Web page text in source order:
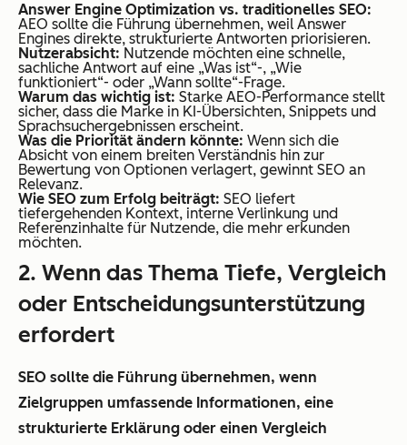
Answer Engine Optimization vs. traditionelles SEO:
AEO sollte die Führung übernehmen, weil Answer
Engines direkte, strukturierte Antworten priorisieren.
Nutzerabsicht: Nutzende möchten eine schnelle,
sachliche Antwort auf eine „Was ist“-, „Wie
funktioniert“- oder „Wann sollte“-Frage.
Warum das wichtig ist: Starke AEO-Performance stellt
sicher, dass die Marke in KI-Übersichten, Snippets und
Sprachsuchergebnissen erscheint.
Was die Priorität ändern könnte: Wenn sich die
Absicht von einem breiten Verständnis hin zur
Bewertung von Optionen verlagert, gewinnt SEO an
Relevanz.
Wie SEO zum Erfolg beiträgt: SEO liefert
tiefergehenden Kontext, interne Verlinkung und
Referenzinhalte für Nutzende, die mehr erkunden
möchten.
2. Wenn das Thema Tiefe, Vergleich
oder Entscheidungsunterstützung
erfordert
SEO sollte die Führung übernehmen, wenn
Zielgruppen umfassende Informationen, eine
strukturierte Erklärung oder einen Vergleich